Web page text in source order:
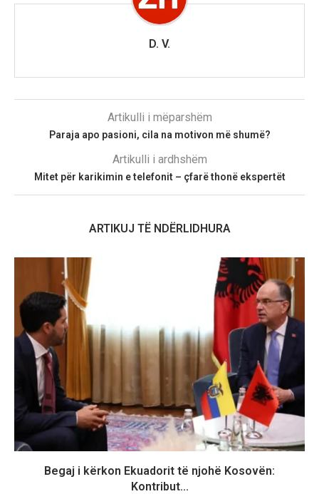
D. V.
Artikulli i mëparshëm
Paraja apo pasioni, cila na motivon më shumë?
Artikulli i ardhshëm
Mitet për karikimin e telefonit – çfarë thonë ekspertët
ARTIKUJ TË NDËRLIDHURA
Begaj i kërkon Ekuadorit të njohë Kosovën:
Kontribut...